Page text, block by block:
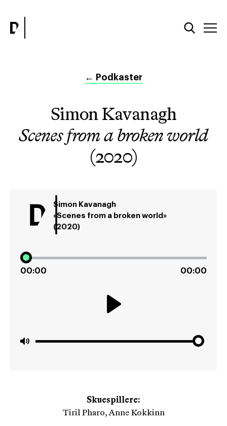
← Podkaster
Simon Kavanagh
Scenes from a broken world
(2020)
Simon Kavanagh
«Scenes from a broken world»
(2020)
00:00 00:00
Skuespillere:
Tiril Pharo, Anne Kokkinn